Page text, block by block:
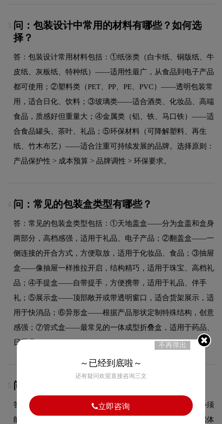
3. 问：包装设计中常用的材料有哪些？如何选
择？
答：包装设计常用材料包括：①纸张类（白卡纸、铜版纸、牛
皮纸、灰板纸、特种纸）——适用性最广，从食品到电子产品
都可使用；②塑料类（PET、PP、PE、PVC）——透明包装常
用，适合日化、饮料；③玻璃类——适合酒类、化妆品、高端
食品，质感好但重量大；④金属类（铝、铁、马口铁）——适
合食品罐头、茶叶、礼品；⑤环保材料（可降解塑料、再生
纸、竹木布艺）——适合注重可持续发展的品牌。选择原则：
产品保护性 > 成本预算 > 品牌调性 > 环保要求。
4. 问：常见的包装盒类型有哪些？
答：常见的包装盒类型包括：①天地盖盒——分为盒盖和盒身
两部分，高档感强，适用于礼品、电子产品；②翻盖盒——一
侧连接的开合方式，方便取放，适用于化妆品、食品；③抽屉
盒——像抽屉一样推拉开启，结构精巧，适用于珠宝、高档礼
品；④手提盒——自带提手，方便携带，适用于礼品、伴手
礼；⑤展示盒——顶部敞开或带透明窗口，适合货架展示，适
用于快消品；⑥异形盒——根据产品形状定制特殊结构，创意
感强；⑦管式盒——最常见的一体成型折叠盒，适用于药品、
日用品。
5. 问：包装结构设计需要注意什么？
答：包装结构设计需注意以下要点：①产品保护——结构必须
能有效保护产品，防止运输中的挤压、碰撞和震动；②开启体
不再弹出
～已经到底啦～
还有疑问欢迎直接咨询三文
立即咨询